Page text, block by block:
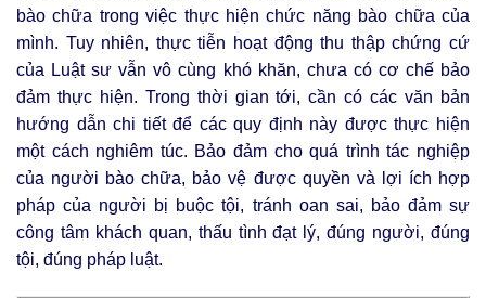
bào chữa trong việc thực hiện chức năng bào chữa của
mình. Tuy nhiên, thực tiễn hoạt động thu thập chứng cứ
của Luật sư vẫn vô cùng khó khăn, chưa có cơ chế bảo
đảm thực hiện. Trong thời gian tới, cần có các văn bản
hướng dẫn chi tiết để các quy định này được thực hiện
một cách nghiêm túc. Bảo đảm cho quá trình tác nghiệp
của người bào chữa, bảo vệ được quyền và lợi ích hợp
pháp của người bị buộc tội, tránh oan sai, bảo đảm sự
công tâm khách quan, thấu tình đạt lý, đúng người, đúng
tội, đúng pháp luật.